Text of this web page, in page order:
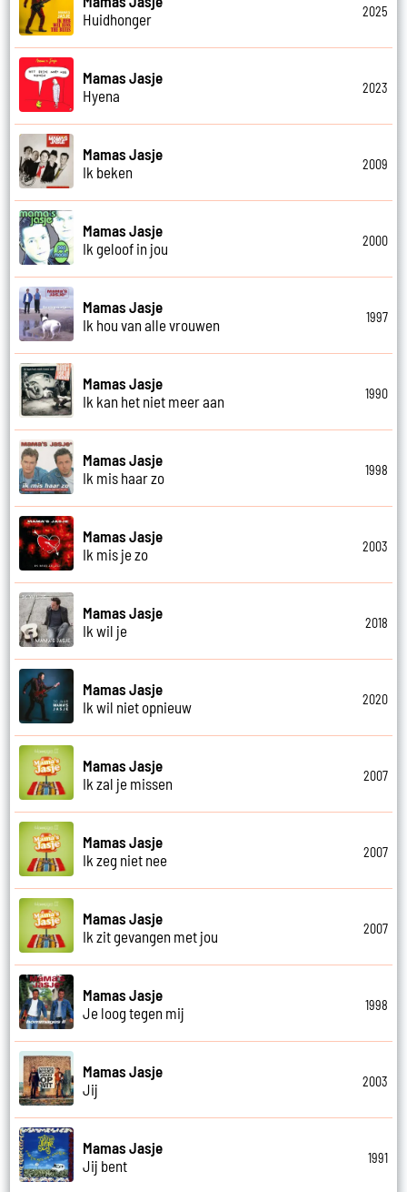
Huidhonger
2025
Mamas Jasje
Hyena
2023
Mamas Jasje
Ik beken
2009
Mamas Jasje
Ik geloof in jou
2000
Mamas Jasje
Ik hou van alle vrouwen
1997
Mamas Jasje
Ik kan het niet meer aan
1990
Mamas Jasje
Ik mis haar zo
1998
Mamas Jasje
Ik mis je zo
2003
Mamas Jasje
Ik wil je
2018
Mamas Jasje
Ik wil niet opnieuw
2020
Mamas Jasje
Ik zal je missen
2007
Mamas Jasje
Ik zeg niet nee
2007
Mamas Jasje
Ik zit gevangen met jou
2007
Mamas Jasje
Je loog tegen mij
1998
Mamas Jasje
Jij
2003
Mamas Jasje
Jij bent
1991